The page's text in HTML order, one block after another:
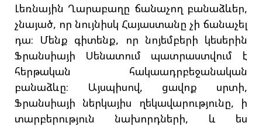
Լեռնային Ղարաբաղը ճանաչող բանաձևեր,
չնայած, որ նույնիսկ Հայաստանը չի ճանաչել
դա։ Մենք գիտենք, որ նոյեմբերի կեսերին
Ֆրանսիայի Սենատում պատրաստվում է
հերթական հակաադրբեջանական
բանաձևը։ Այսպիսով, ցավոք սրտի,
Ֆրանսիայի ներկայիս ղեկավարությունը, ի
տարբերություն նախորդների, և ես